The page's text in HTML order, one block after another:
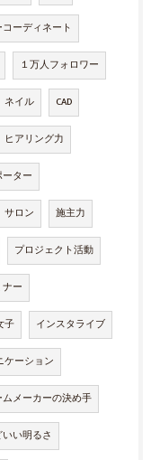
ーディネート
１万人フォロワー
ネイル CAD
ヒアリング力
ター
サロン 施主力
プロジェクト活動
ー
子 インスタライブ
ケーション
メーカーの決め手
い明るさ